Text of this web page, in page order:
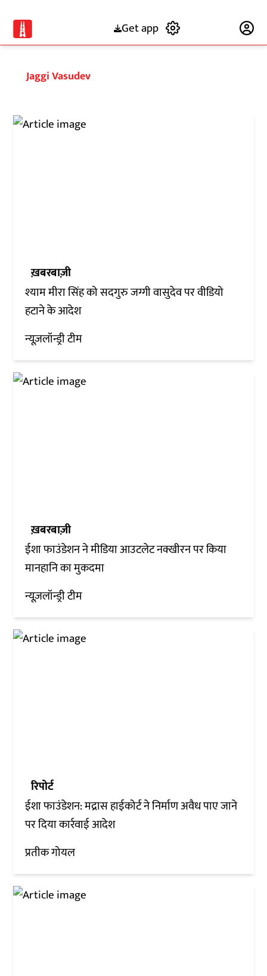
Get app
Jaggi Vasudev
ख़बरबाज़ी
श्याम मीरा सिंह को सदगुरु जग्गी वासुदेव पर वीडियो
हटाने के आदेश
न्यूज़लॉन्ड्री टीम
ख़बरबाज़ी
ईशा फाउंडेशन ने मीडिया आउटलेट नक्खीरन पर किया
मानहानि का मुकदमा
न्यूज़लॉन्ड्री टीम
रिपोर्ट
ईशा फाउंडेशन: मद्रास हाईकोर्ट ने निर्माण अवैध पाए जाने
पर दिया कार्रवाई आदेश
प्रतीक गोयल